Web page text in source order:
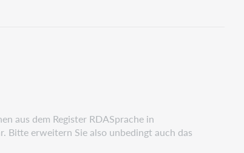
aus dem Register RDASprache in
Bitte erweitern Sie also unbedingt auch das